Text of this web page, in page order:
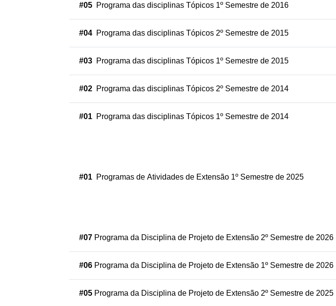
#05 Programa das disciplinas Tópicos 1º Semestre de 2016
#04 Programa das disciplinas Tópicos 2º Semestre de 2015
#03 Programa das disciplinas Tópicos 1º Semestre de 2015
#02 Programa das disciplinas Tópicos 2º Semestre de 2014
#01 Programa das disciplinas Tópicos 1º Semestre de 2014
#01 Programas de Atividades de Extensão 1º Semestre de 2025
#07 Programa da Disciplina de Projeto de Extensão 2º Semestre de 2026
#06 Programa da Disciplina de Projeto de Extensão 1º Semestre de 2026
#05 Programa da Disciplina de Projeto de Extensão 2º Semestre de 2025